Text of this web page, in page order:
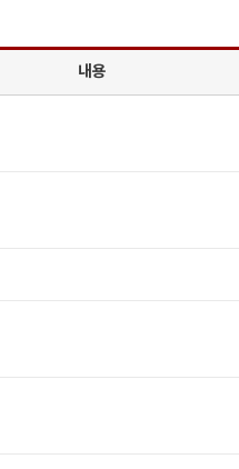
내용